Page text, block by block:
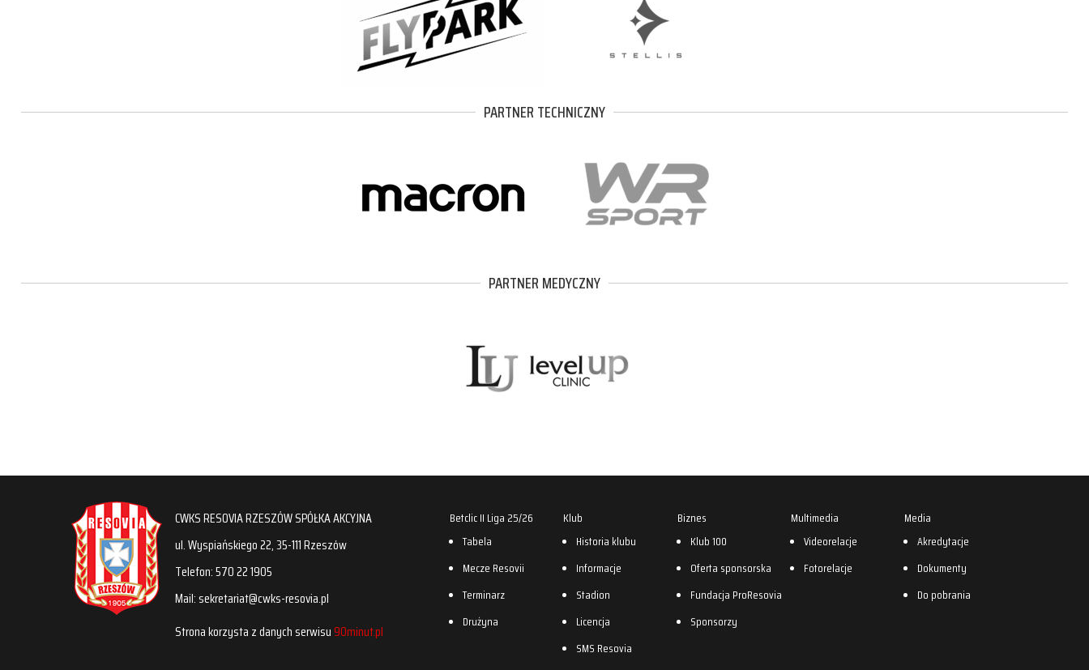
PARTNER TECHNICZNY
PARTNER MEDYCZNY
CWKS RESOVIA RZESZÓW SPÓŁKA AKCYJNA
ul. Wyspiańskiego 22, 35-111 Rzeszów
Telefon: 570 22 1905
Mail: sekretariat@cwks-resovia.pl
Strona korzysta z danych serwisu90minut.pl
Betclic II Liga 25/26
Tabela
Mecze Resovii
Terminarz
Drużyna
Klub
Historia klubu
Informacje
Stadion
Licencja
SMS Resovia
Biznes
Klub 100
Oferta sponsorska
Fundacja ProResovia
Sponsorzy
Multimedia
Videorelacje
Fotorelacje
Media
Akredytacje
Dokumenty
Do pobrania